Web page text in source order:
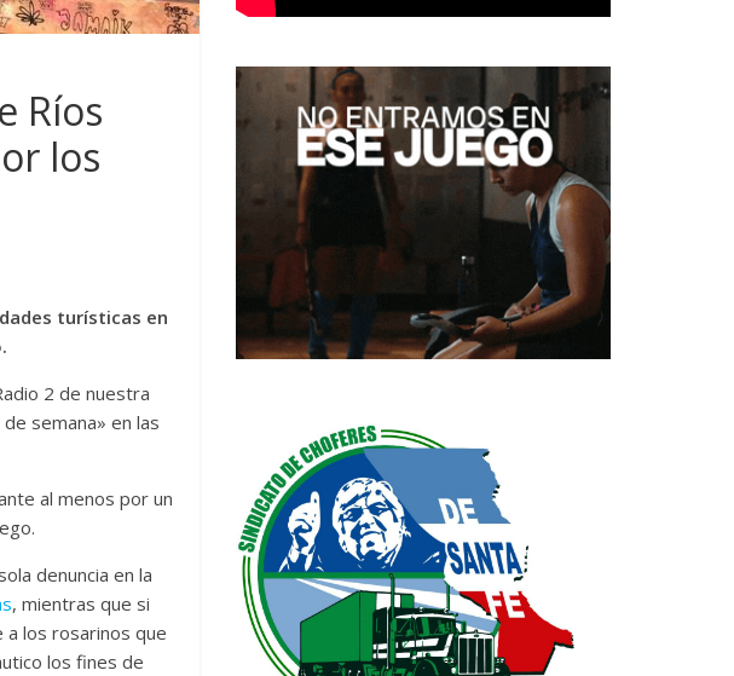
Ríos
los
turísticas en
2 de nuestra
semana» en las
al menos por un
denuncia en la
, mientras que si
a los rosarinos que
los fines de